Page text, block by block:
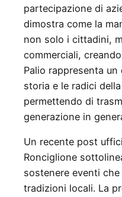
partecipazione di
dimostra come la
non solo i cittadini,
commerciali,
Palio rappresenta
storia e le radici
permettendo di
generazione in
Un recente post
Ronciglione
sostenere eventi
tradizioni locali. La